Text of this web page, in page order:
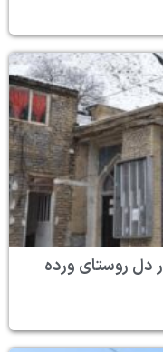
دل روستای ورده